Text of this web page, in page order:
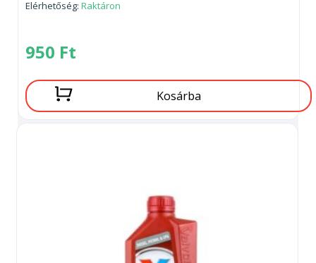
Elérhetőség: Raktáron
950 Ft
Kosárba